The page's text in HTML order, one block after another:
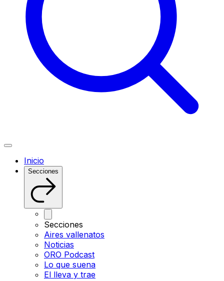
Inicio
Secciones
Secciones
Aires vallenatos
Noticias
ORO Podcast
Lo que suena
El lleva y trae